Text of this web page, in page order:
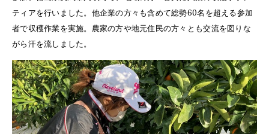
ティアを行いました。他企業の方々も含めて総勢60名を超える参加
者で収穫作業を実施。農家の方や地元住民の方々とも交流を図りな
がら汗を流しました。